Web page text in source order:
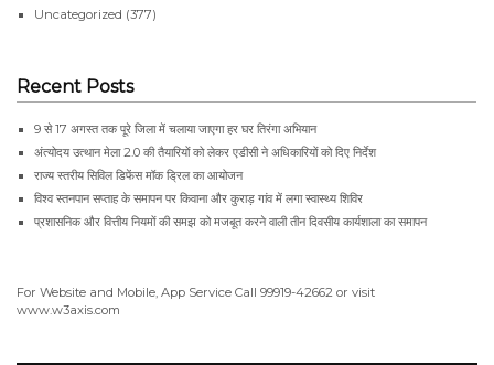
Uncategorized (377)
Recent Posts
9 से 17 अगस्त तक पूरे जिला में चलाया जाएगा हर घर तिरंगा अभियान
अंत्योदय उत्थान मेला 2.0 की तैयारियों को लेकर एडीसी ने अधिकारियों को दिए निर्देश
राज्य स्तरीय सिविल डिफेंस मॉक ड्रिल का आयोजन
विश्व स्तनपान सप्ताह के समापन पर किवाना और कुराड़ गांव में लगा स्वास्थ्य शिविर
प्रशासनिक और वित्तीय नियमों की समझ को मजबूत करने वाली तीन दिवसीय कार्यशाला का समापन
For Website and Mobile, App Service Call 99919-42662 or visit
www.w3axis.com